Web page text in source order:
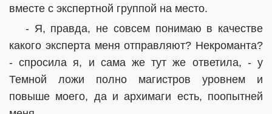
вместе с экспертной группой на место.
- Я, правда, не совсем понимаю в качестве
какого эксперта меня отправляют? Некроманта?
- спросила я, и сама же тут же ответила, - у
Темной ложи полно магистров уровнем и
повыше моего, да и архимаги есть, поопытней